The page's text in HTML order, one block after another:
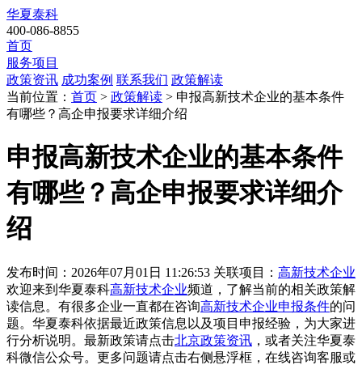
华夏泰科
400-086-8855
首页
服务项目
政策资讯 成功案例 联系我们 政策解读
当前位置： 首页 > 政策解读 > 申报高新技术企业的基本条件
有哪些？高企申报要求详细介绍
申报高新技术企业的基本条件
有哪些？高企申报要求详细介
绍
发布时间：2026年07月01日 11:26:53 关联项目： 高新技术企业
欢迎来到华夏泰科高新技术企业频道，了解当前的相关政策解
读信息。有很多企业一直都在咨询高新技术企业申报条件的问
题。华夏泰科依据最近政策信息以及项目申报经验，为大家进
行分析说明。最新政策请点击北京政策资讯 ，或者关注华夏泰
科微信公众号。更多问题请点击右侧悬浮框，在线咨询客服或